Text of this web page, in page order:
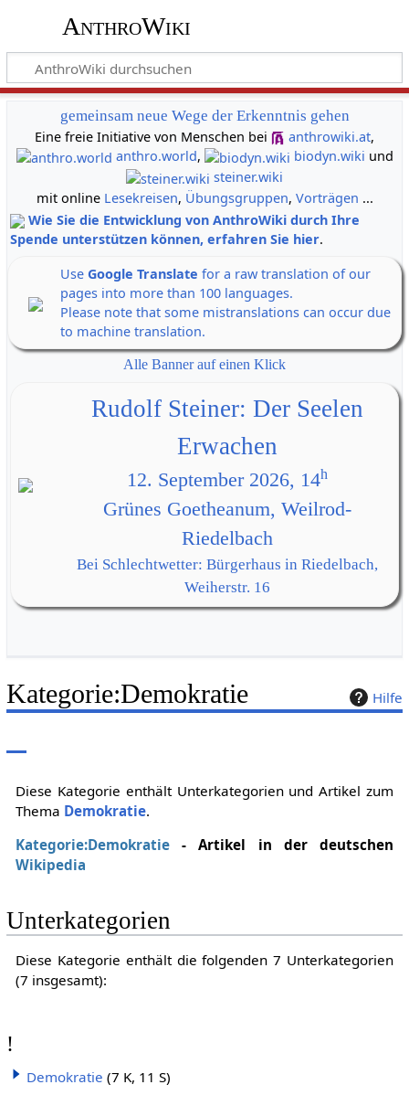
AnthroWiki
gemeinsam neue Wege der Erkenntnis gehen
Eine freie Initiative von Menschen bei
anthrowiki.at,
anthro.world, biodyn.wiki und
steiner.wiki
mit online Lesekreisen, Übungsgruppen, Vorträgen ...
Wie Sie die Entwicklung von AnthroWiki durch Ihre
Spende unterstützen können, erfahren Sie hier.
Use Google Translate for a raw translation of our
pages into more than 100 languages.
Please note that some mistranslations can occur due
to machine translation.
Alle Banner auf einen Klick
Rudolf Steiner: Der Seelen
Erwachen
12. September 2026, 14h
Grünes Goetheanum, Weilrod-
Riedelbach
Bei Schlechtwetter: Bürgerhaus in Riedelbach,
Weiherstr. 16
Hilfe
Kategorie:Demokratie
Diese Kategorie enthält Unterkategorien und Artikel zum
Thema Demokratie.
Kategorie:Demokratie- Artikel in der deutschen
Wikipedia
Unterkategorien
Diese Kategorie enthält die folgenden 7 Unterkategorien
(7 insgesamt):
!
Demokratie (7 K, 11 S)